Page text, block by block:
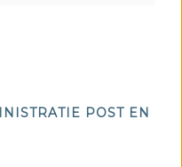
POST EN